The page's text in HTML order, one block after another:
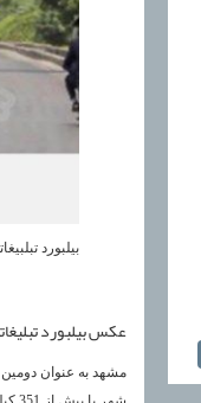
بیلبورد
عکس بیلبورد
مشهد به عنوان